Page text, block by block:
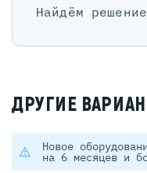
Найдём
ДРУГИЕ
Новое
на 6 месяцев и